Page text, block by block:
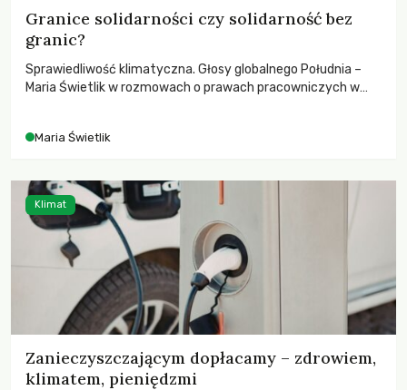
Granice solidarności czy solidarność bez
granic?
Sprawiedliwość klimatyczna. Głosy globalnego Południa –
Maria Świetlik w rozmowach o prawach pracowniczych w
Maria Świetlik
Zanieczyszczającym dopłacamy – zdrowiem,
klimatem, pieniędzmi
Klimat